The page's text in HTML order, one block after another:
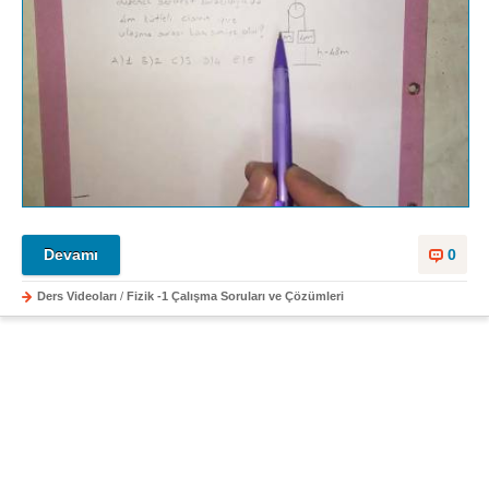
0
Devamı
Ders Videoları / Fizik -1 Çalışma Soruları ve Çözümleri